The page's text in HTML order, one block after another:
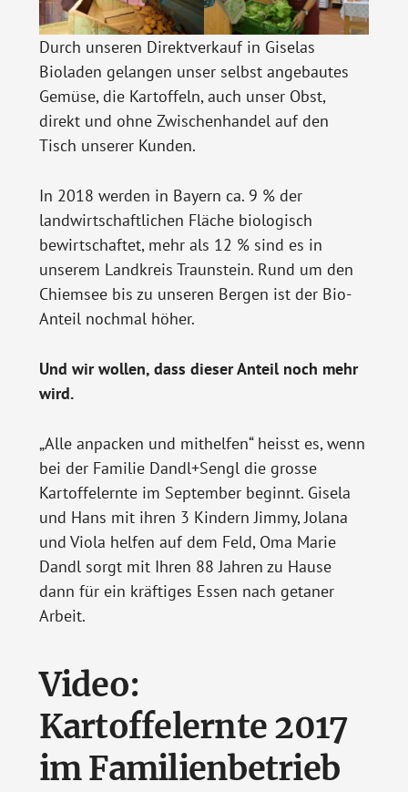
Durch unseren Direktverkauf in Giselas
Bioladen gelangen unser selbst angebautes
Gemüse, die Kartoffeln, auch unser Obst,
direkt und ohne Zwischenhandel auf den
Tisch unserer Kunden.
In 2018 werden in Bayern ca. 9 % der
landwirtschaftlichen Fläche biologisch
bewirtschaftet, mehr als 12 % sind es in
unserem Landkreis Traunstein. Rund um den
Chiemsee bis zu unseren Bergen ist der Bio-
Anteil nochmal höher.
Und wir wollen, dass dieser Anteil noch mehr
wird.
„Alle anpacken und mithelfen“ heisst es, wenn
bei der Familie Dandl+Sengl die grosse
Kartoffelernte im September beginnt. Gisela
und Hans mit ihren 3 Kindern Jimmy, Jolana
und Viola helfen auf dem Feld, Oma Marie
Dandl sorgt mit Ihren 88 Jahren zu Hause
dann für ein kräftiges Essen nach getaner
Arbeit.
Video:
Kartoffelernte 2017
im Familienbetrieb